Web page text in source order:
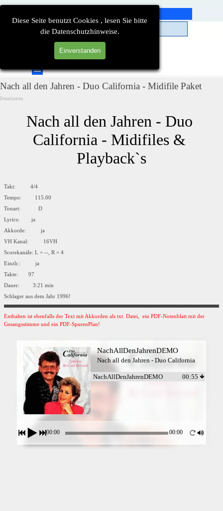
Diese Seite benutzt Cookies , lesen Sie bitte
die Datenschutzhinweise.
Einverstanden
Direkt zum Seiteninhalt
Menü überspringen
Nach all den Jahren - Duo California - Midifile Paket
Detailseiten
Nach all den Jahren - Duo
California - Midifiles &
Playback`s
Takt: 4/4
Tempo: 115.00
Tonart: D
Lyrics: ja
Akkorde: ja
VH Kanal: 16VH
Scorekanäle: L = --, R = 4
Einzlr.: ja
Takte: 97
Dauer: 3:21 min
Schlager aus dem Jahr 1996!
Enthalten ist ebenfalls der Text mit Akkorden als txt. Datei, ein PDF-Notenblatt mit der
Gesangsstimme und ein PDF-SpurenPlan!
NachAllDenJahrenDEMO
Nach all den Jahren - Duo California
NachAllDenJahrenDEMO 00:55
00:00 00:00